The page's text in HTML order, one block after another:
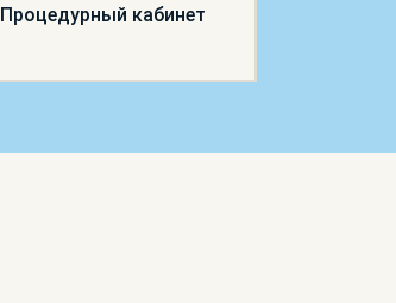
Процедурный кабинет